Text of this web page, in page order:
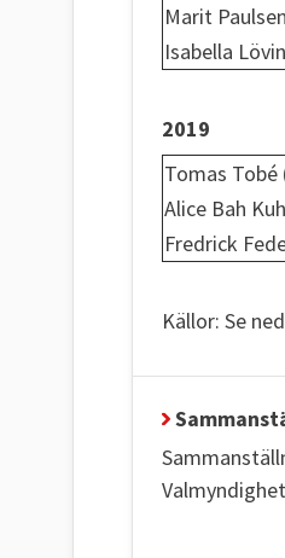
Marit
Isabella
2019
Tomas Tobé
Alice Bah
Fredrick
Källor: Se